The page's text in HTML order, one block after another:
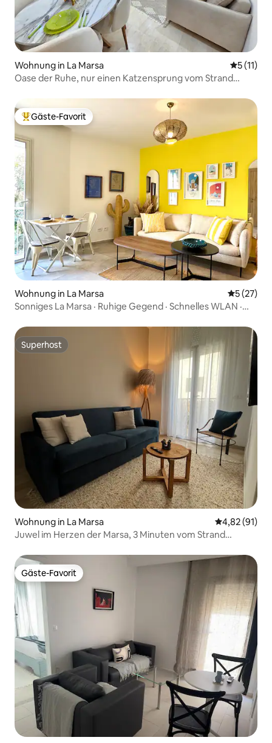
Wohnung in La Marsa
5 (11)
Oase der Ruhe, nur einen Katzensprung vom Strand
Beliebter Gäste-Favorit.
Gäste-Favorit
Wohnung in La Marsa
5 (27)
Sonniges La Marsa · Ruhige Gegend · Schnelles WLAN ·
Superhost
Superhost
Wohnung in La Marsa
4,82 (91)
Juwel im Herzen der Marsa, 3 Minuten vom Strand
Gäste-Favorit
Gäste-Favorit